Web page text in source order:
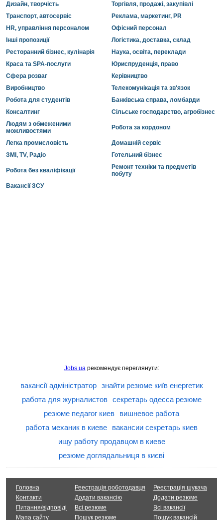
Дизайн, творчість
Торгівля, продажі, закупівлі
Транспорт, автосервіс
Реклама, маркетинг, PR
HR, управління персоналом
Офісний персонал
Інші пропозиції
Логістика, доставка, склад
Ресторанний бізнес, кулінарія
Наука, освіта, переклади
Краса та SPA-послуги
Юриспруденція, право
Сфера розваг
Керівництво
Виробництво
Телекомунікація та зв'язок
Робота для студентів
Банківська справа, ломбарди
Консалтинг
Сільське господарство, агробізнес
Людям з обмеженими
можливостями
Робота за кордоном
Легка промисловість
Домашній сервіс
ЗМІ, TV, Радіо
Готельний бізнес
Робота без кваліфікації
Ремонт техніки та предметів
побуту
Вакансії ЗСУ
Jobs.uaрекомендує переглянути:
вакансії адміністратор
знайти резюме київ енергетик
работа для журналистов
секретарь одесса резюме
резюме педагог киев
вишневое работа
работа механик в киеве
вакансии секретарь киев
ищу работу продавцом в киеве
резюме доглядальниця в києві
Головна
Контакти
Питання/відповіді
Мапа сайту
Реестрація роботодавця
Додати вакансію
Всі резюме
Пошук резюме
Реестрація шукача
Додати резюме
Всі вакансії
Пошук вакансій